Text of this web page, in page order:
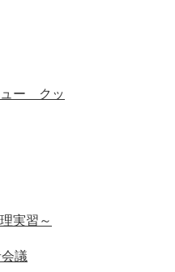
ュー クッ
実習～
議